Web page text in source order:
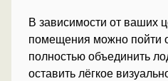
В зависимости от ваших
помещения можно пойти
полностью объединить
оставить лёгкое